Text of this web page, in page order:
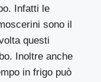
Infatti le
sono il
questi
Inoltre anche
in frigo può